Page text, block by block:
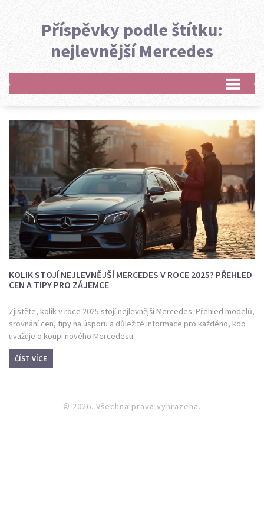
Příspěvky podle štítku:
nejlevnější Mercedes
KOLIK STOJÍ NEJLEVNĚJŠÍ MERCEDES V ROCE 2025? PŘEHLED
CEN A TIPY PRO ZÁJEMCE
Zjistěte, kolik v roce 2025 stojí nejlevnější Mercedes. Přehled modelů,
srovnání cen, tipy na úsporu a důležité informace pro každého, kdo
uvažuje o koupi nového Mercedesu.
ČÍST VÍCE
© 2026. Všechna práva vyhrazena.